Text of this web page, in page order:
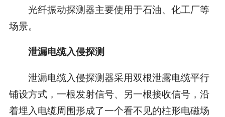
光纤振动探测器主要使用于石油、化工厂等
场景。
泄漏电缆入侵探测
泄漏电缆入侵探测器采用双根泄露电缆平行
铺设方式，一根发射信号、另一根接收信号，沿
着埋入电缆周围形成了一个看不见的柱形电磁场